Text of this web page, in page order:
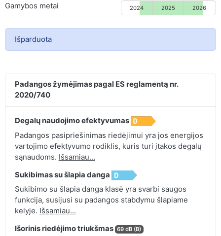
Gamybos metai 2024 2025 2026
Išparduota
Padangos žymėjimas pagal ES reglamentą nr.
2020/740
Degalų naudojimo efektyvumas
Padangos pasipriešinimas riedėjimui yra jos energijos
vartojimo efektyvumo rodiklis, kuris turi įtakos degalų
sąnaudoms. Išsamiau...
Sukibimas su šlapia danga
Sukibimo su šlapia danga klasė yra svarbi saugos
funkcija, susijusi su padangos stabdymu šlapiame
kelyje. Išsamiau...
Išorinis riedėjimo triukšmas 69 dB (B)